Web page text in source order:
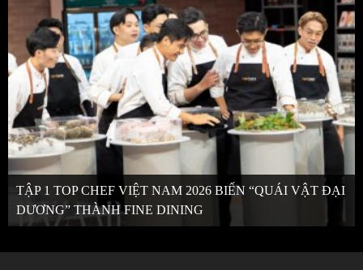
TẬP 1 TOP CHEF VIỆT NAM 2026 BIẾN “QUÁI VẬT ĐẠI
DƯƠNG” THÀNH FINE DINING